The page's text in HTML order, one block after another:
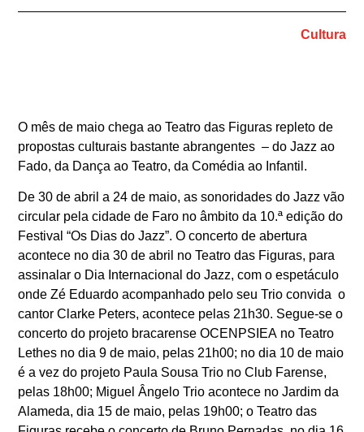
Cultura
O mês de maio chega ao Teatro das Figuras repleto de
propostas culturais bastante abrangentes – do Jazz ao
Fado, da Dança ao Teatro, da Comédia ao Infantil.
De 30 de abril a 24 de maio, as sonoridades do Jazz vão
circular pela cidade de Faro no âmbito da 10.ª edição do
Festival “Os Dias do Jazz”. O concerto de abertura
acontece no dia 30 de abril no Teatro das Figuras, para
assinalar o Dia Internacional do Jazz, com o espetáculo
ondeZé Eduardoacompanhado pelo seu Trio convida o
cantorClarke Peters, acontece pelas 21h30. Segue-se o
concerto do projeto bracarenseOCENPSIEA no Teatro
Lethes no dia 9 de maio, pelas 21h00; no dia 10 de maio
é a vez do projeto Paula Sousa Trio no Club Farense,
pelas 18h00; Miguel Ângelo Trioacontece no Jardim da
Alameda, dia 15 de maio, pelas 19h00; o Teatro das